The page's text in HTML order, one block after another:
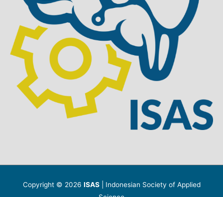
Copyright © 2026 ISAS| Indonesian Society of Applied